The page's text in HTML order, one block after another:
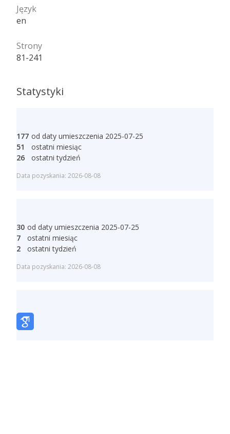
Język
en
Strony
81-241
Statystyki
177 od daty umieszczenia 2025-07-25
51
ostatni miesiąc
26
ostatni tydzień
Data pozyskania: 2026-08-08
30 od daty umieszczenia 2025-07-25
7
ostatni miesiąc
2
ostatni tydzień
Data pozyskania: 2026-08-08